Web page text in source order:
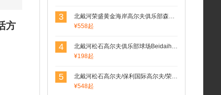
方
3
北戴河荣盛黄金海岸高尔夫俱乐部森林场(荣盛森林高尔夫球场）
¥558起
4
北戴河松石高尔夫俱乐部球场Beidaihe Pine Rock Golf
¥198起
5
北戴河松石高尔夫/保利国际高尔夫/荣盛森林高尔夫俱乐部球场联合预定
¥548起